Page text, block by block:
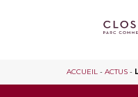
ACCUEIL- ACTUS-